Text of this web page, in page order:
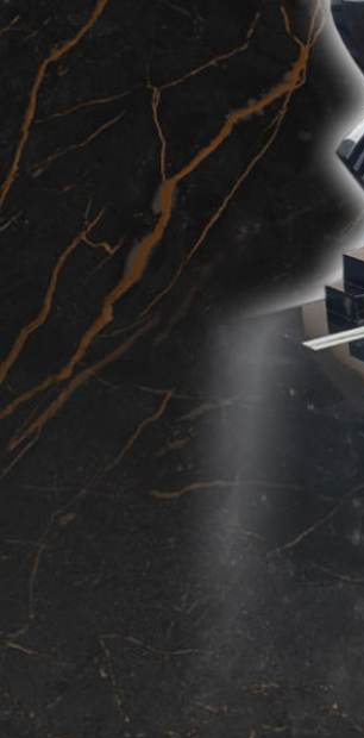
● Izrada porodičnih grobnica
● Izrada pojedinačnih grobnica
● Izrada opsega i staza (armirani beton)
● Izrada nadstrešnica iznad spomenika
● Izrada ograda za nadgrobne
opsega
● Rekonstrukcija i popravka starih i
spomenika
● Obnavljanje umetničkih slika i slova
● Izrada i postavka vazni, kandila za
klupa
● Posipanje / postavljanje rizle (mleveni
● Vršimo sve vrste graviranja i klesanja
● Izrada mermernih stepeništa i gazišta
● Izrada ugostiteljskih radnih površina,
ugostiteljskih elemenata od mermera i
● Izrada radnih ploča
● Izrada svih pratećih kuhunjskih
● Izrada okapnica i bedemskih površina
* Vršimo montažu nadgrobnih spomenika
gradskim grobljima u Kruševcu i okolini,
čitavoj teritoriji Republike Srbije kao i
tako vršimo montažu svih mermernih i
elemenata kako na teritoriji Srbije tako i
Katalog nadgrobnih